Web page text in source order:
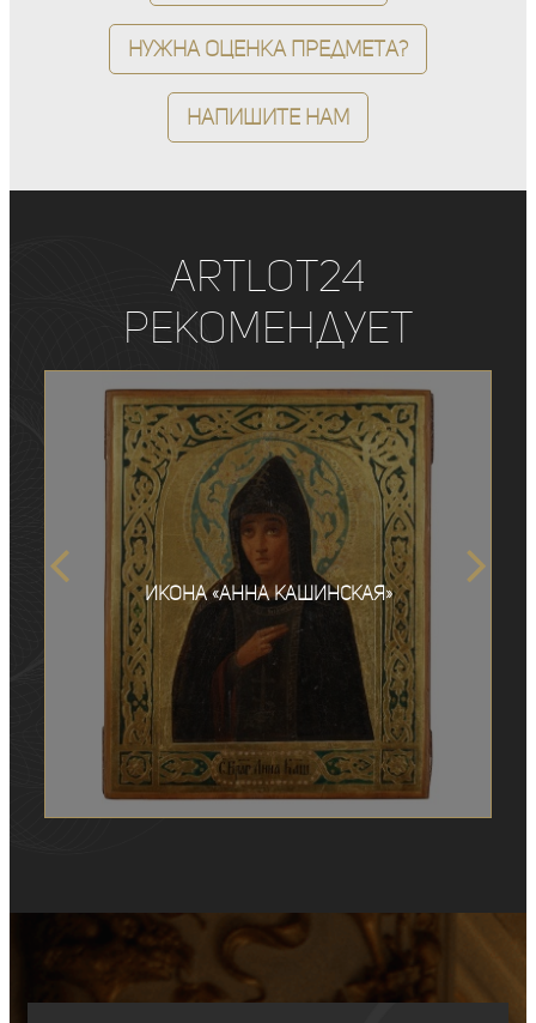
Нужна оценка предмета?
Напишите нам
ArtLot24
рекомендует
Икона «Анна Кашинская»